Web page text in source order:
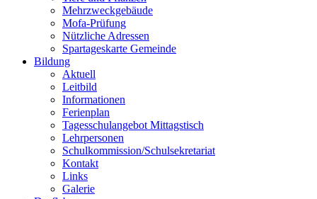
Mehrzweckgebäude
Mofa-Prüfung
Nützliche Adressen
Spartageskarte Gemeinde
Bildung
Aktuell
Leitbild
Informationen
Ferienplan
Tagesschulangebot Mittagstisch
Lehrpersonen
Schulkommission/Schulsekretariat
Kontakt
Links
Galerie